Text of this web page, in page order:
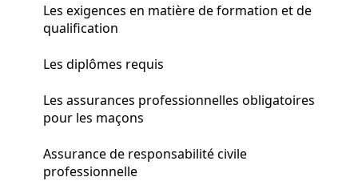
Les exigences en matière de formation et de
qualification
Les diplômes requis
Les assurances professionnelles obligatoires
pour les maçons
Assurance de responsabilité civile
professionnelle